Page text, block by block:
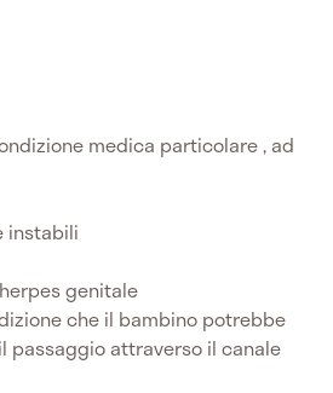
medica particolare , ad
instabili
genitale
che il bambino potrebbe
passaggio attraverso il canale